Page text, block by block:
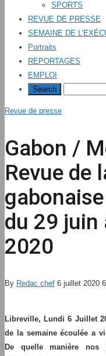
SPORTS
REVUE DE PRESSE
SEMAINE DE
Portraits
REPORTAGES
EMPLOI
Revue de presse
Gabon /
Revue de
du 29
2020
By Redac chef 6 juillet 2020
Libreville, Lundi 6 Juillet
de la semaine écoulée a
De quelle manière nos